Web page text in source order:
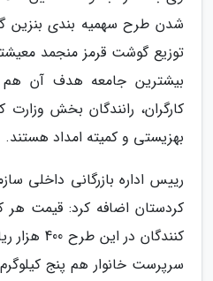
توزیع گوشت قرمز منجمد
بیشترین جامعه هدف آن هم
کارگران، رانندگان بخش
بهزیستی و کمیته امداد هستند.
رییس اداره بازرگانی داخلی
کردستان اضافه کرد: قیمت
کنندگان در
سرپرست خانوار هم پنج